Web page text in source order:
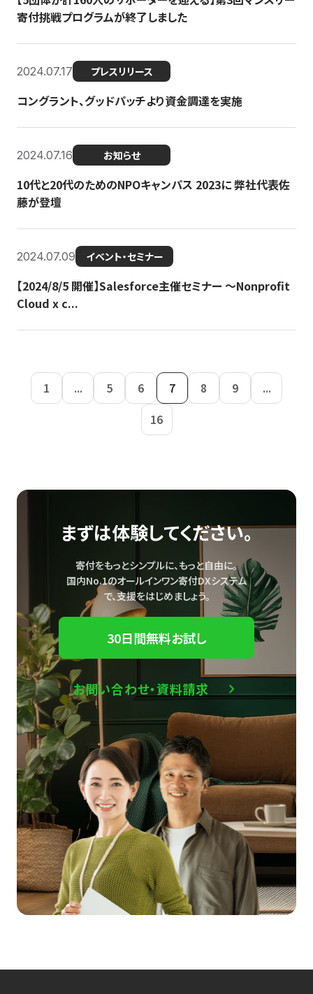
寄付挑戦プログラムが終了しました
2024.07.17 プレスリリース
コングラント、グッドパッチより資金調達を実施
2024.07.16 お知らせ
10代と20代のためのNPOキャンパス 2023に 弊社代表佐
藤が登壇
2024.07.09 イベント・セミナー
【2024/8/5 開催】Salesforce主催セミナー 〜Nonprofit
Cloud x c...
1 ... 5 6 7 8 9
...
16
まずは体験してください。
寄付をもっとシンプルに、もっと自由に。
国内No.1のオールインワン寄付DXシステム
で、支援をはじめましょう。
30日間無料お試し
お問い合わせ・資料請求